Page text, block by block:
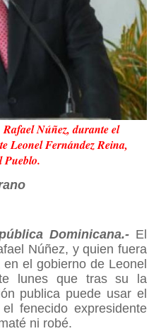
Núñez, durante el
Leonel Fernández Reina,
Pueblo.
Dominicana.- El
Núñez, y quien fuera
el gobierno de Leonel
lunes que tras su la
publica puede usar el
fenecido expresidente
ni robé.